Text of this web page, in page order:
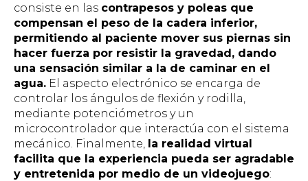
consiste en las contrapesos y poleas que
compensan el peso de la cadera inferior,
permitiendo al paciente mover sus piernas sin
hacer fuerza por resistir la gravedad, dando
una sensación similar a la de caminar en el
agua. El aspecto electrónico se encarga de
controlar los ángulos de flexión y rodilla,
mediante potenciómetros y un
microcontrolador que interactúa con el sistema
mecánico. Finalmente, la realidad virtual
facilita que la experiencia pueda ser agradable
y entretenida por medio de un videojuego: